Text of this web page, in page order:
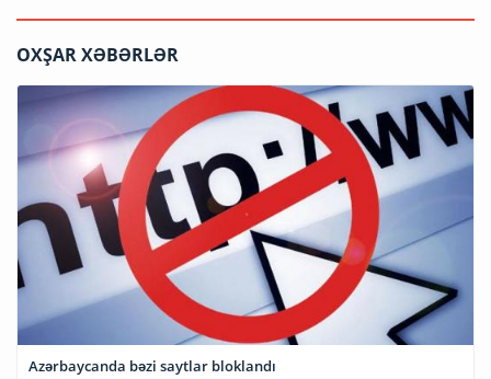
OXŞAR XƏBƏRLƏR
Azərbaycanda bəzi saytlar bloklandı